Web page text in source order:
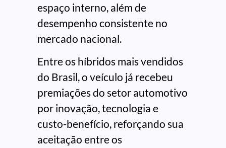
espaço interno, além de
desempenho consistente no
mercado nacional.
Entre os híbridos mais vendidos
do Brasil, o veículo já recebeu
premiações do setor automotivo
por inovação, tecnologia e
custo-benefício, reforçando sua
aceitação entre os